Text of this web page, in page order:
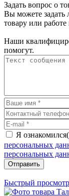
Задать вопрос о
Вы можете
товару или работе
Наши
помогут.
Я
персональных
персональных
Отправить
Быстрый просмотр